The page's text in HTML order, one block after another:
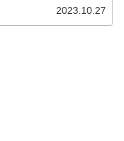
2023.10.27